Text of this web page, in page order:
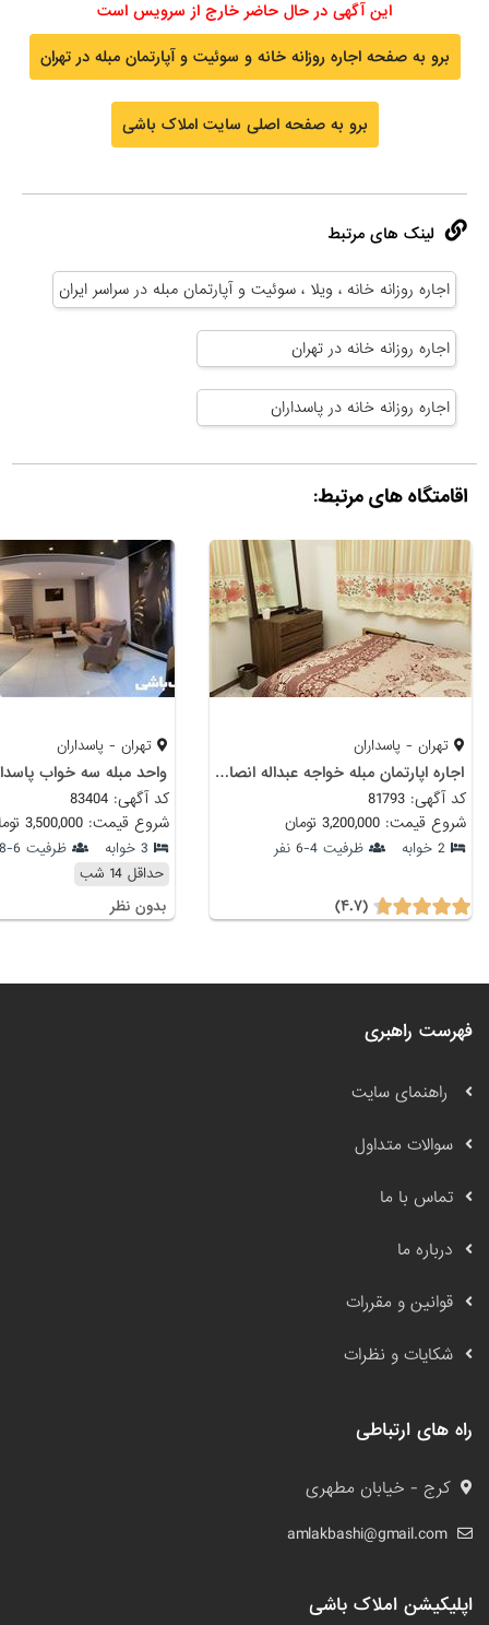
این آگهی در حال حاضر خارج از سرویس است
برو به صفحه اجاره روزانه خانه و سوئیت و آپارتمان مبله در تهران
برو به صفحه اصلی سایت املاک باشی
لینک های مرتبط
اجاره روزانه خانه ، ویلا ، سوئیت و آپارتمان مبله در سراسر ایران
اجاره روزانه خانه در تهران
اجاره روزانه خانه در پاسداران
اقامتگاه های مرتبط:
تهران - پاسداران
اجاره اپارتمان مبله خواجه عبداله انصارى
کد آگهی: 81793
شروع قیمت: 3,200,000 تومان
2 خوابه ظرفیت 4-6 نفر
(۴.۷)
تهران - پاسداران
واحد مبله سه خواب
کد آگهی: 83404
شروع قیمت: 3,500,000 تومان
3 خوابه
ظرفیت 6-8 نفر
حداقل 14 شب
بدون نظر
فهرست راهبری
راهنمای سایت
سوالات متداول
تماس با ما
درباره ما
قوانین و مقررات
شکایات و نظرات
راه های ارتباطی
کرج - خیابان مطهری
amlakbashi@gmail.com
اپلیکیشن املاک باشی